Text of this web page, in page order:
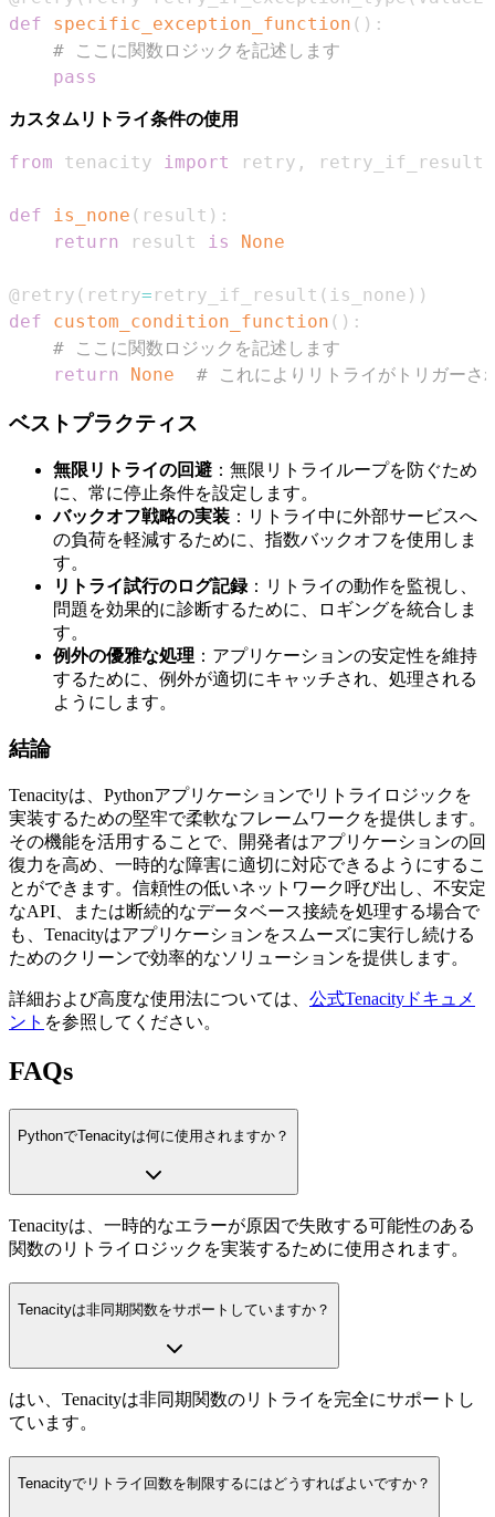
def
specific_exception_function ( ) :
# ここに関数ロジックを記述します
pass
カスタムリトライ条件の使用
from tenacity import retry ,
def is_none ( result ) :
return
result is None
@retry ( retry= retry_if_result ( is_none ) )
def
custom_condition_function ( ) :
# ここに関数ロジックを記述します
return
None # これによりリトライがトリガーさ
ベストプラクティス
無限リトライの回避 ：無限リトライループを防ぐため
に、常に停止条件を設定します。
バックオフ戦略の実装 ：リトライ中に外部サービスへ
の負荷を軽減するために、指数バックオフを使用しま
す。
リトライ試行のログ記録：リトライの動作を監視し、
問題を効果的に診断するために、ロギングを統合しま
す。
例外の優雅な処理 ：アプリケーションの安定性を維持
するために、例外が適切にキャッチされ、処理される
ようにします。
結論
Tenacityは、Pythonアプリケーションでリトライロジックを
実装するための堅牢で柔軟なフレームワークを提供します。
その機能を活用することで、開発者はアプリケーションの回
復力を高め、一時的な障害に適切に対応できるようにするこ
とができます。信頼性の低いネットワーク呼び出し、不安定
なAPI、または断続的なデータベース接続を処理する場合で
も、Tenacityはアプリケーションをスムーズに実行し続ける
ためのクリーンで効率的なソリューションを提供します。
詳細および高度な使用法については、 公式Tenacityドキュメ
ント を参照してください。
FAQs
PythonでTenacityは何に使用されますか？
Tenacityは、一時的なエラーが原因で失敗する可能性のある
関数のリトライロジックを実装するために使用されます。
Tenacityは非同期関数をサポートしていますか？
はい、Tenacityは非同期関数のリトライを完全にサポートし
ています。
Tenacityでリトライ回数を制限するにはどうすればよいですか？